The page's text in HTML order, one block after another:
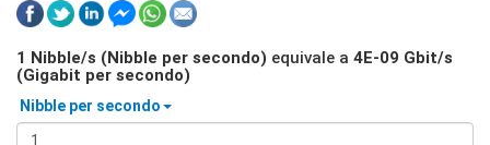
1 Nibble/s (Nibble per secondo) equivale a 4E-09 Gbit/s
(Gigabit per secondo)
Nibble per secondo